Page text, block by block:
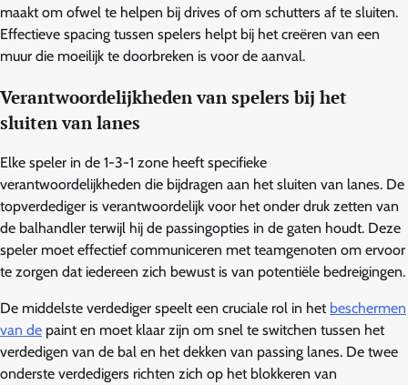
maakt om ofwel te helpen bij drives of om schutters af te sluiten.
Effectieve spacing tussen spelers helpt bij het creëren van een
muur die moeilijk te doorbreken is voor de aanval.
Verantwoordelijkheden van spelers bij het
sluiten van lanes
Elke speler in de 1-3-1 zone heeft specifieke
verantwoordelijkheden die bijdragen aan het sluiten van lanes. De
topverdediger is verantwoordelijk voor het onder druk zetten van
de balhandler terwijl hij de passingopties in de gaten houdt. Deze
speler moet effectief communiceren met teamgenoten om ervoor
te zorgen dat iedereen zich bewust is van potentiële bedreigingen.
De middelste verdediger speelt een cruciale rol in het beschermen
van de paint en moet klaar zijn om snel te switchen tussen het
verdedigen van de bal en het dekken van passing lanes. De twee
onderste verdedigers richten zich op het blokkeren van